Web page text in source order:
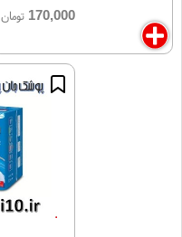
170,000 تومان